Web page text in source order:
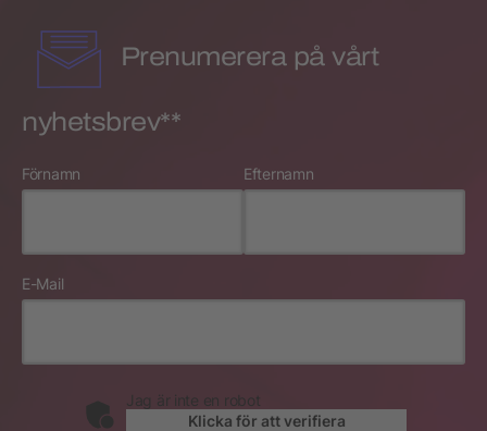
Prenumerera på vårt
nyhetsbrev**
Förnamn Efternamn
E-Mail
Jag är inte en robot
Klicka för att verifiera